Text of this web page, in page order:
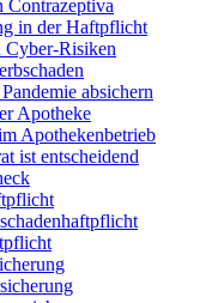
Contrazeptiva
in der Haftpflicht
Risiken
absichern
Apotheke
Apothekenbetrieb
ist entscheidend